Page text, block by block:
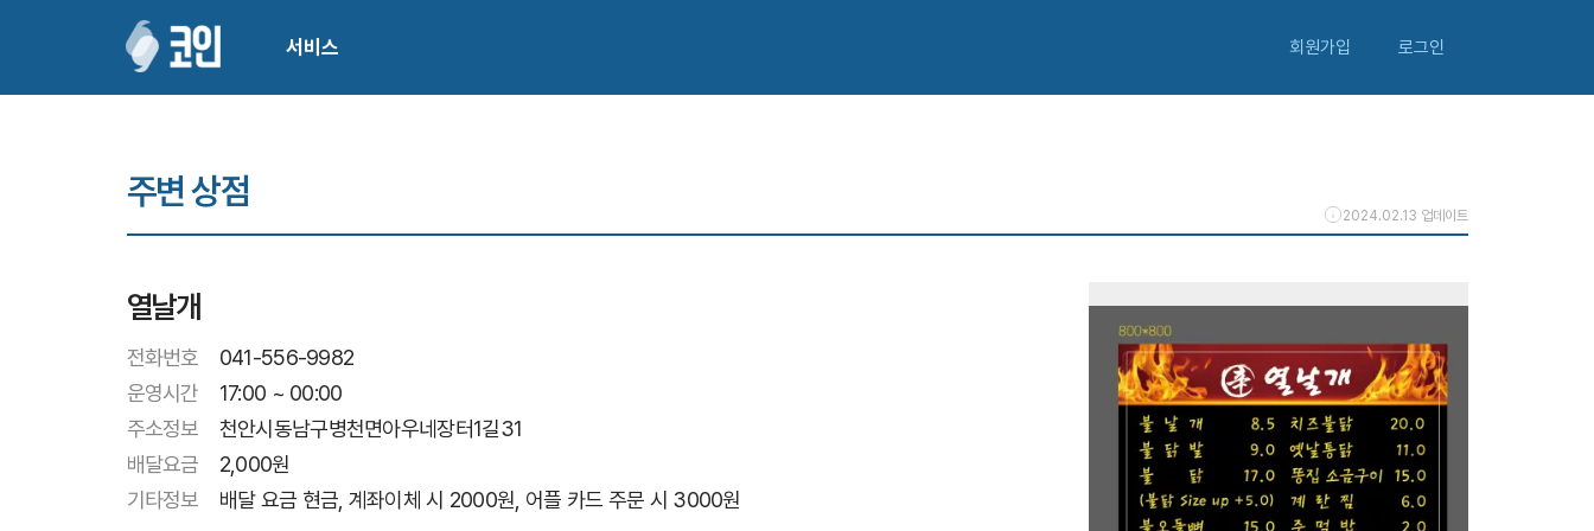
서비스 회원가입 로그인
주변 상점
2024.02.13 업데이트
열날개
전화번호
041-556-9982
운영시간
17:00 ~ 00:00
주소정보
천안시동남구병천면아우네장터1길31
배달요금
2,000원
기타정보
배달 요금 현금, 계좌이체 시 2000원, 어플 카드 주문 시 3000원